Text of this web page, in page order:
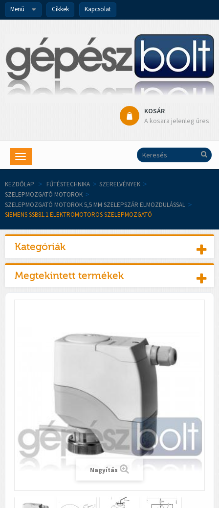
Menü Cikkek Kapcsolat
KOSÁR
A kosara jelenleg üres
Toggle
navigation
KEZDŐLAP > FŰTÉSTECHNIKA > SZERELVÉNYEK >
SZELEPMOZGATÓ MOTOROK >
SZELEPMOZGATÓ MOTOROK 5,5 MM SZELEPSZÁR ELMOZDULÁSSAL >
SIEMENS SSB81.1 ELEKTROMOTOROS SZELEPMOZGATÓ
Kategóriák
Megtekintett termékek
Nagyítás